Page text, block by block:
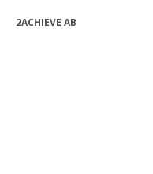
2ACHIEVE AB